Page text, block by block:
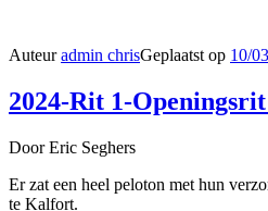
Auteuradmin chrisGeplaatst op 10/
2024-Rit 1-
Door Eric Seghers
Er zat een heel peloton met hun
te Kalfort.